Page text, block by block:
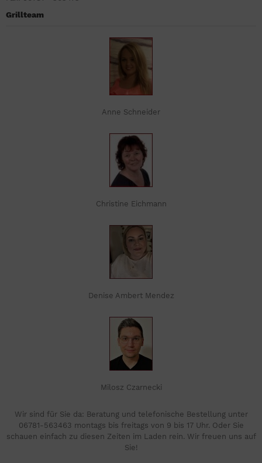
Grillteam
Anne Schneider
Christine Eichmann
Denise Ambert Mendez
Milosz Czarnecki
Wir sind für Sie da: Beratung und telefonische Bestellung unter
06781-563463 montags bis freitags von 9 bis 17 Uhr. Oder Sie
schauen einfach zu diesen Zeiten im Laden rein. Wir freuen uns auf
Sie!